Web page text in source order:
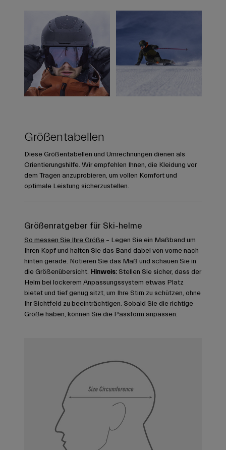
Größentabellen
Diese Größentabellen und Umrechnungen dienen als
Orientierungshilfe. Wir empfehlen Ihnen, die Kleidung vor
dem Tragen anzuprobieren, um vollen Komfort und
optimale Leistung sicherzustellen.
Größenratgeber für Ski-helme
So messen Sie Ihre Größe – Legen Sie ein Maßband um
Ihren Kopf und halten Sie das Band dabei von vorne nach
hinten gerade. Notieren Sie das Maß und schauen Sie in
die Größenübersicht. Hinweis: Stellen Sie sicher, dass der
Helm bei lockerem Anpassungssystem etwas Platz
bietet und tief genug sitzt, um Ihre Stirn zu schützen, ohne
Ihr Sichtfeld zu beeinträchtigen. Sobald Sie die richtige
Größe haben, können Sie die Passform anpassen.